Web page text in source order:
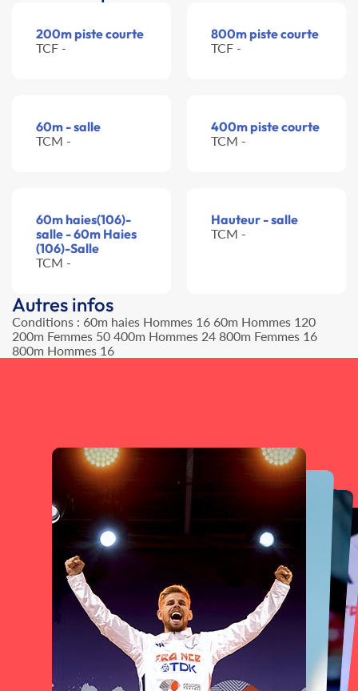
200m piste courte
TCF -
800m piste courte
TCF -
60m - salle
TCM -
400m piste courte
TCM -
60m haies(106)-
salle - 60m Haies
(106)-Salle
TCM -
Hauteur - salle
TCM -
Autres infos
Conditions : 60m haies Hommes 16 60m Hommes 120
200m Femmes 50 400m Hommes 24 800m Femmes 16
800m Hommes 16